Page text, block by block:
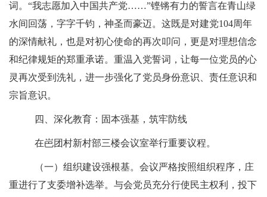
词。 “我志愿加入中国共产党……”铿锵有力的誓言在青山绿
水间回荡，字字千钧，神圣而豪迈。这既是对建党104周年
的深情献礼，也是对初心使命的再次叩问，更是对理想信念
和纪律规矩的郑重承诺。重温入党誓词，让每一位党员的心
灵再次受到洗礼，进一步强化了党员身份意识、责任意识和
宗旨意识。
四、 深化教育：固本强基，筑牢防线
在岜团村新村部三楼会议室举行重要议程。
（一） 组织建设强根基。 会议严格按照组织程序，庄
重进行了支委增补选举。与会党员充分行使民主权利，投下